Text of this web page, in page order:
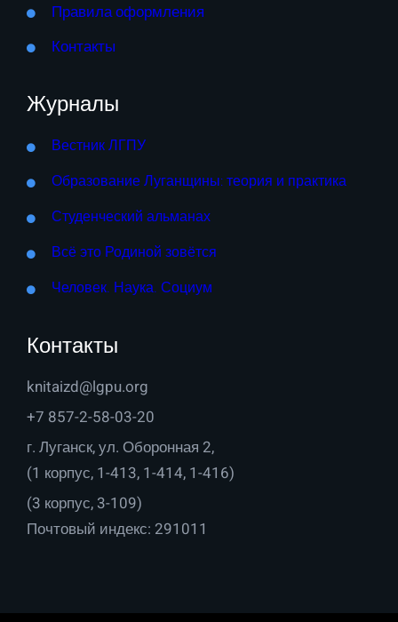
Правила оформления
Контакты
Журналы
Вестник ЛГПУ
Образование Луганщины: теория и практика
Студенческий альманах
Всё это Родиной зовётся
Человек. Наука. Социум
Контакты
knitaizd@lgpu.org
+7 857-2-58-03-20
г. Луганск, ул. Оборонная 2,
(1 корпус, 1-413, 1-414, 1-416)
(3 корпус, 3-109)
Почтовый индекс: 291011